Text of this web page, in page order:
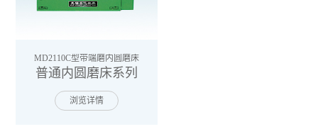
MD2110C型带端磨内圆磨床
普通内圆磨床系列
浏览详情